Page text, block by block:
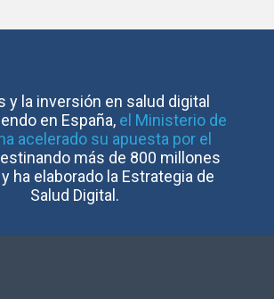
y la inversión en salud digital
en España, el Ministerio de
acelerado su apuesta por el
más de 800 millones
ha elaborado la Estrategia de
Salud Digital.